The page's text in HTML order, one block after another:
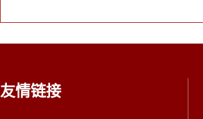
友情链接